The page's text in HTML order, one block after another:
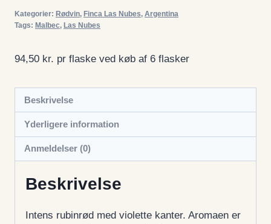
Kategorier: Rødvin, Finca Las Nubes, Argentina
Tags: Malbec, Las Nubes
94,50 kr. pr flaske ved køb af 6 flasker
Beskrivelse
Yderligere information
Anmeldelser (0)
Beskrivelse
Intens rubinrød med violette kanter. Aromaen er